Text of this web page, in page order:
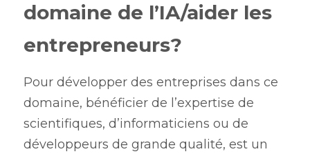
domaine de l’IA/aider les
entrepreneurs?
Pour développer des entreprises dans ce
domaine, bénéficier de l’expertise de
scientifiques, d’informaticiens ou de
développeurs de grande qualité, est un